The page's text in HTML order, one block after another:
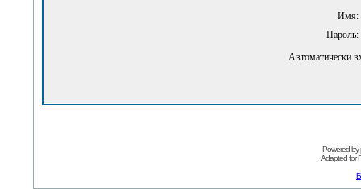
Имя:
Пароль:
Автоматически
Powered by
Adapted for